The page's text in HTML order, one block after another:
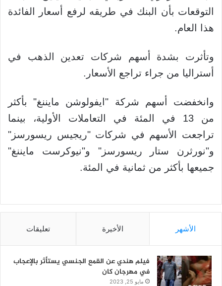
التوقعات بأن البنك في طريقه لرفع أسعار الفائدة
هذا العام.
وتأثرت بشدة أسهم شركات تعدين الذهب في
أستراليا من جراء تراجع الأسعار.
وانخفضت أسهم شركة "ايفولوشن مايننغ" بأكثر
من 13 في المئة في التعاملات الأولية، بينما
تراجعت الأسهم في شركات "ريجيس ريسورسز"
و"نورثرن ستار ريسورسز" و"نيوكرست مايننغ"
جميعها بأكثر من ثمانية في المئة.
الأشهر الأخيرة تعليقات
فيلم هندي عن القمع الجنسي يستأثر بالإعجاب
في مهرجان كان
مايو 25, 2023